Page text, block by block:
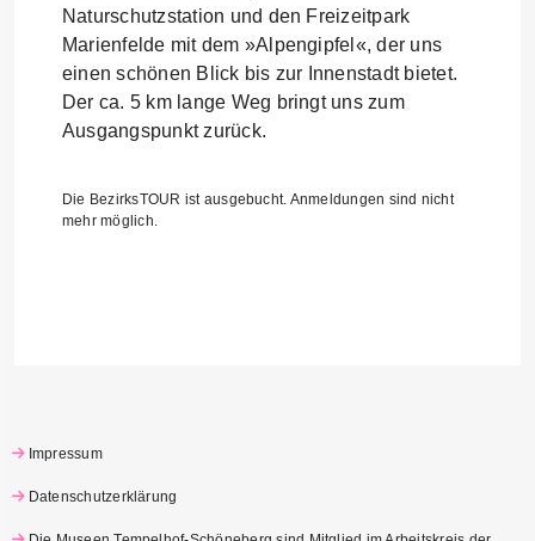
Naturschutzstation und den Freizeitpark
Marienfelde mit dem »Alpengipfel«, der uns
einen schönen Blick bis zur Innenstadt bietet.
Der ca. 5 km lange Weg bringt uns zum
Ausgangspunkt zurück.
Die BezirksTOUR ist ausgebucht. Anmeldungen sind nicht
mehr möglich.
Impressum
Datenschutzerklärung